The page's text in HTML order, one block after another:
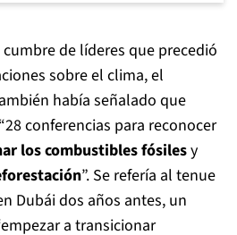
de líderes que precedió
sobre el clima, el
había señalado que
conferencias para reconocer
los combustibles fósilesy
”. Se refería al tenue
Dubái dos años antes, un
a transicionar